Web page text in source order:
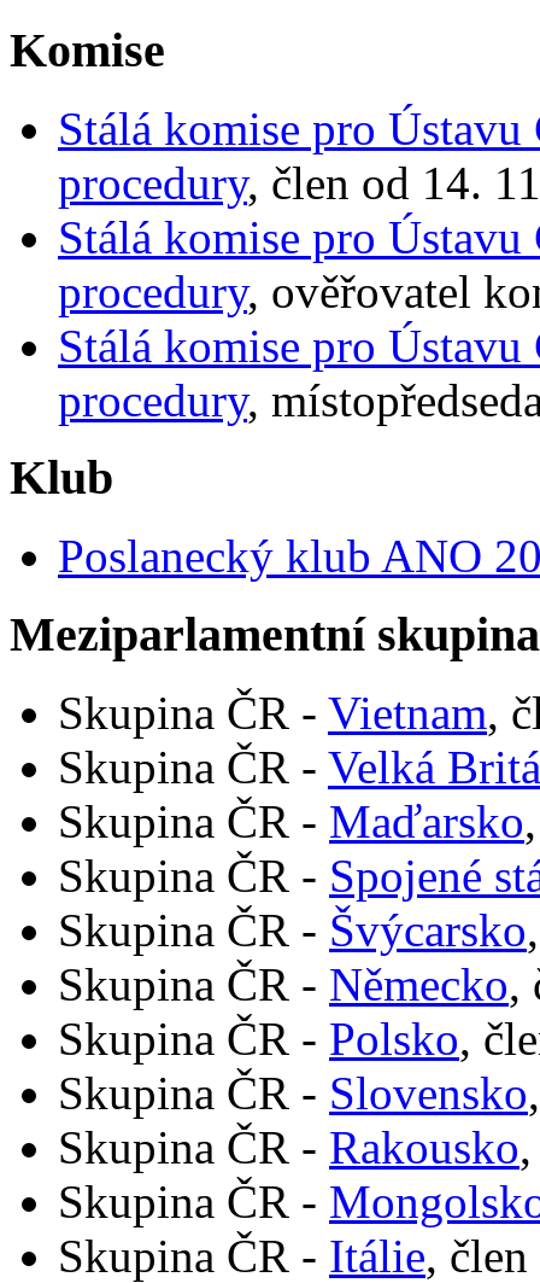
Komise
Stálá komise pro
procedury, člen od 14.
Stálá komise pro
procedury, ověřovatel
Stálá komise pro
procedury,
Klub
Poslanecký klub ANO
Meziparlamentní
Skupina ČR - Vietnam,
Skupina ČR - Velká
Skupina ČR - Maďarsko
Skupina ČR - Spojené
Skupina ČR - Švýcarsko
Skupina ČR - Německo,
Skupina ČR - Polsko,
Skupina ČR - Slovensko
Skupina ČR - Rakousko
Skupina ČR -
Skupina ČR - Itálie,